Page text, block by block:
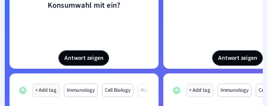
Konsumwahl mit ein?
Antwort zeigen Antwort zeigen
+ Add tag Immunology Cell Biology Mo + Add tag Immunology